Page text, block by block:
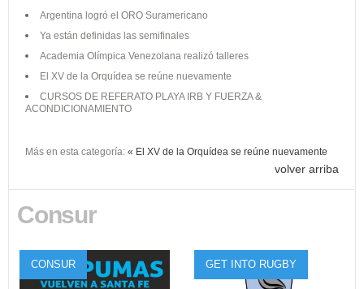
Argentina logró el ORO Suramericano
Ya están definidas las semifinales
Academia Olímpica Venezolana realizó talleres
El XV de la Orquídea se reúne nuevamente
CURSOS DE REFERATO PLAYA IRB Y FUERZA &
ACONDICIONAMIENTO
Más en esta categoría: « El XV de la Orquídea se reúne nuevamente
volver arriba
Consur
CONSUR GET INTO RUGBY